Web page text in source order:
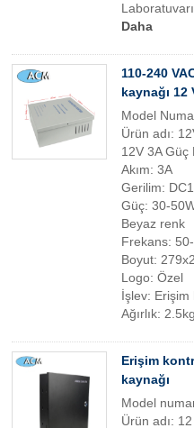
Daha
110-240
kaynağı 12
Model
Ürün adı:
12V 3A Güç
Akım: 3A
Gerilim:
Güç: 30-
Beyaz renk
Frekans:
Boyut:
Logo: Özel
İşlev: Erişim
Ağırlık: 2.5kg
Erişim
kaynağı
Model
Ürün adı: